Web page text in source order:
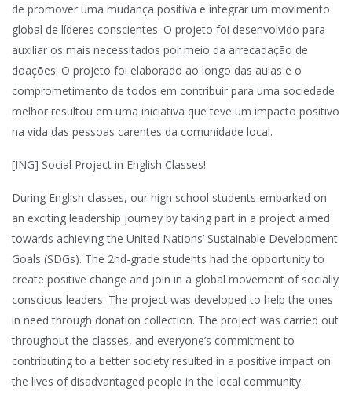
de promover uma mudança positiva e integrar um movimento
global de líderes conscientes. O projeto foi desenvolvido para
auxiliar os mais necessitados por meio da arrecadação de
doações. O projeto foi elaborado ao longo das aulas e o
comprometimento de todos em contribuir para uma sociedade
melhor resultou em uma iniciativa que teve um impacto positivo
na vida das pessoas carentes da comunidade local.
[ING] Social Project in English Classes!
During English classes, our high school students embarked on
an exciting leadership journey by taking part in a project aimed
towards achieving the United Nations’ Sustainable Development
Goals (SDGs). The 2nd-grade students had the opportunity to
create positive change and join in a global movement of socially
conscious leaders. The project was developed to help the ones
in need through donation collection. The project was carried out
throughout the classes, and everyone’s commitment to
contributing to a better society resulted in a positive impact on
the lives of disadvantaged people in the local community.